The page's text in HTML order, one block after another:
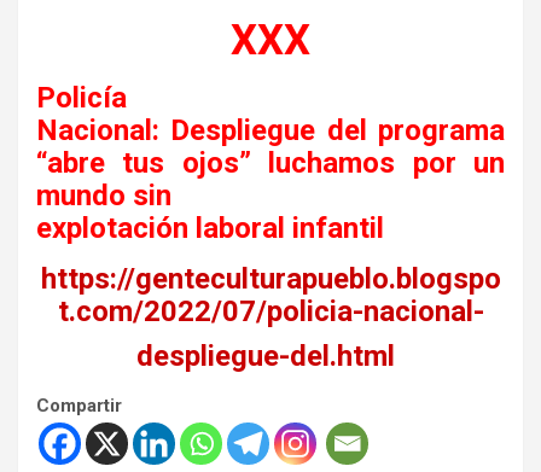
XXX
Policía
Nacional: Despliegue del programa
“abre tus ojos” luchamos por un
mundo sin
explotación laboral infantil
https://genteculturapueblo.blogspo
t.com/2022/07/policia-nacional-
despliegue-del.html
Compartir